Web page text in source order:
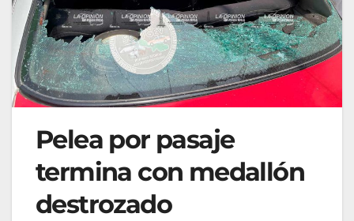
Pelea por pasaje
termina con medallón
destrozado